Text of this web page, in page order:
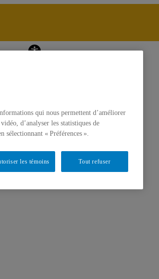
qui nous permettent d’améliorer
d’analyser les statistiques de
sélectionnant « Préférences ».
Tout refuser
les témoins